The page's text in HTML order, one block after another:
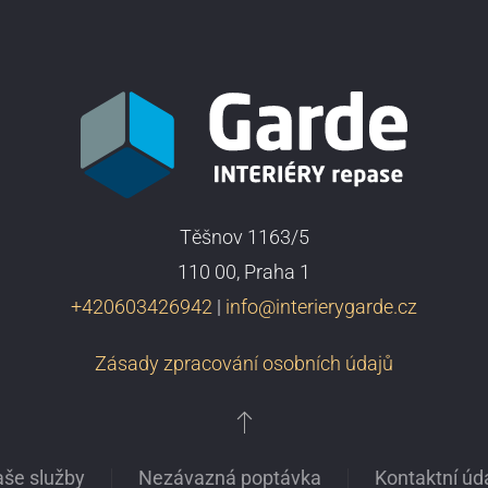
Těšnov 1163/5
110 00, Praha 1
+420603426942 | info@interierygarde.cz
Zásady zpracování osobních údajů
služby Nezávazná poptávka Kontaktní